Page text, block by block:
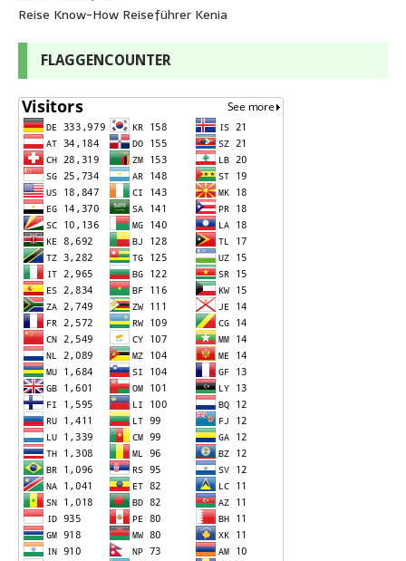
Reise Know-How Reiseführer Kenia
FLAGGENCOUNTER